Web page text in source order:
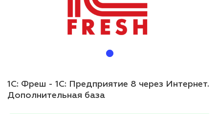
1С: Фреш - 1С: Предприятие 8 через Интернет.
Дополнительная база